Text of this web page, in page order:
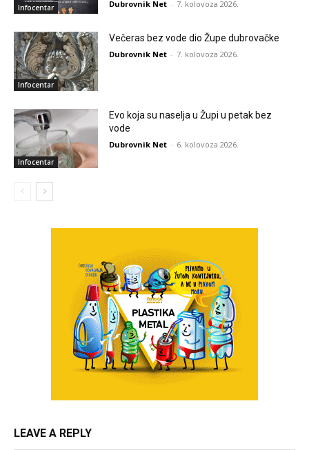
Infocentar Dubrovnik Net - 7. kolovoza 2026.
Infocentar
Večeras bez vode dio Župe dubrovačke
Dubrovnik Net - 7. kolovoza 2026.
Infocentar
Evo koja su naselja u Župi u petak bez
vode
Dubrovnik Net - 6. kolovoza 2026.
LEAVE A REPLY